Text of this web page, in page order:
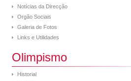
Notícias da Direcção
Orgão Sociais
Galeria de Fotos
Links e Utilidades
Olimpismo
Historial